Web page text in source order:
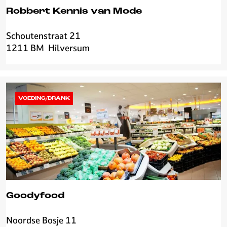
n
n
Robbert Kennis van Mode
R
o
e
t
K
e
n
n
i
s
v
n
Schoutenstraat 21
1211 BM Hilversum
Goodyfood
G
VOEDING/DRANK
Noordse Bosje 11